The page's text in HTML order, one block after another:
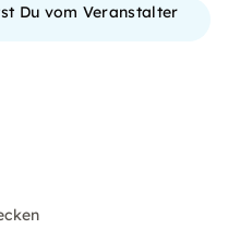
Du vom Veranstalter